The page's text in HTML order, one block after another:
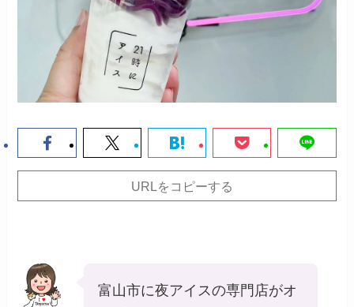
URLをコピーする
富山市に夜アイスの専門店がオ